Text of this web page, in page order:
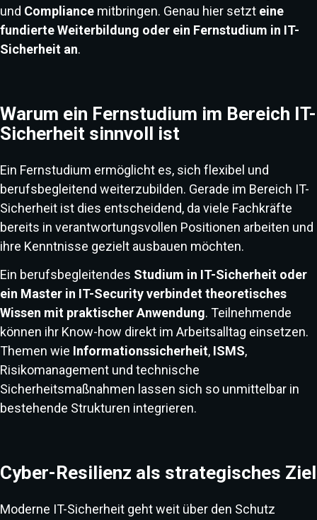
und Compliance mitbringen. Genau hier setzt eine
fundierte Weiterbildung oder ein Fernstudium in IT-
Sicherheit an.
Warum ein Fernstudium im Bereich IT-
Sicherheit sinnvoll ist
Ein Fernstudium ermöglicht es, sich flexibel und
berufsbegleitend weiterzubilden. Gerade im Bereich IT-
Sicherheit ist dies entscheidend, da viele Fachkräfte
bereits in verantwortungsvollen Positionen arbeiten und
ihre Kenntnisse gezielt ausbauen möchten.
Ein berufsbegleitendes Studium in IT-Sicherheit oder
ein Master in IT-Security verbindet theoretisches
Wissen mit praktischer Anwendung. Teilnehmende
können ihr Know-how direkt im Arbeitsalltag einsetzen.
Themen wie Informationssicherheit, ISMS,
Risikomanagement und technische
Sicherheitsmaßnahmen lassen sich so unmittelbar in
bestehende Strukturen integrieren.
Cyber-Resilienz als strategisches Ziel
Moderne IT-Sicherheit geht weit über den Schutz